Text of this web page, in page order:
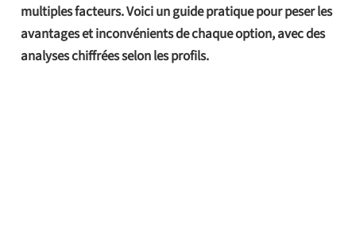
multiples facteurs. Voici un guide pratique pour peser les
avantages et inconvénients de chaque option, avec des
analyses chiffrées selon les profils.